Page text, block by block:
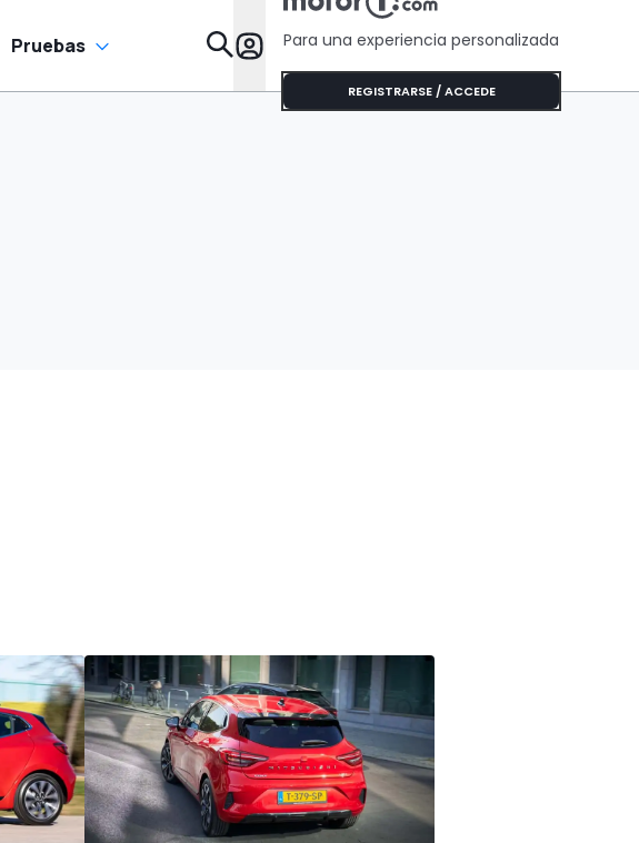
Pruebas Para una experiencia personalizada
REGISTRARSE / ACCEDE